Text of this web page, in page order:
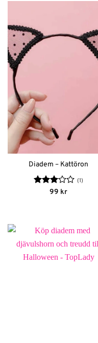
Diadem – Kattöron
Betygsatt
(1)
99 kr